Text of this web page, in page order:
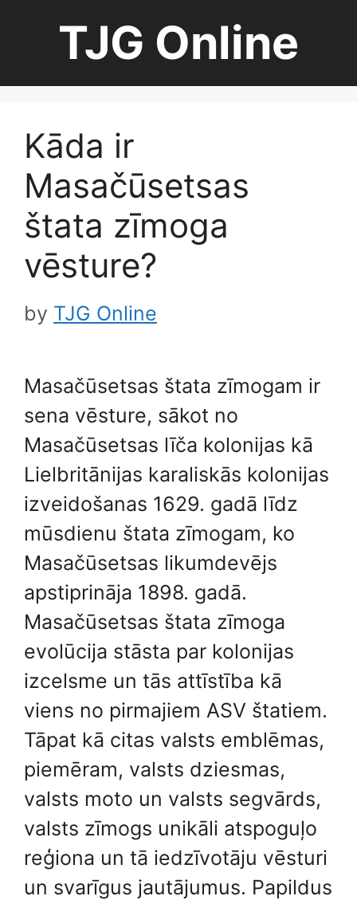
TJG Online
Kāda ir
Masačūsetsas
štata zīmoga
vēsture?
by TJG Online
Masačūsetsas štata zīmogam ir
sena vēsture, sākot no
Masačūsetsas līča kolonijas kā
Lielbritānijas karaliskās kolonijas
izveidošanas 1629. gadā līdz
mūsdienu štata zīmogam, ko
Masačūsetsas likumdevējs
apstiprināja 1898. gadā.
Masačūsetsas štata zīmoga
evolūcija stāsta par kolonijas
izcelsme un tās attīstība kā
viens no pirmajiem ASV štatiem.
Tāpat kā citas valsts emblēmas,
piemēram, valsts dziesmas,
valsts moto un valsts segvārds,
valsts zīmogs unikāli atspoguļo
reģiona un tā iedzīvotāju vēsturi
un svarīgus jautājumus. Papildus